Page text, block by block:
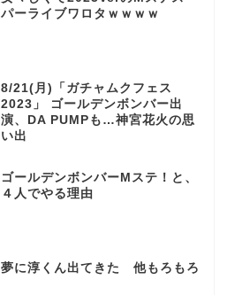
パーライブワロタｗｗｗｗ
8/21(月)「ガチャムクフェス
2023」 ゴールデンボンバー出
演、DA PUMPも…神宮花火の思
い出
ゴールデンボンバーMステ！と、
４人でやる理由
夢に淳くん出てきた 他もろもろ